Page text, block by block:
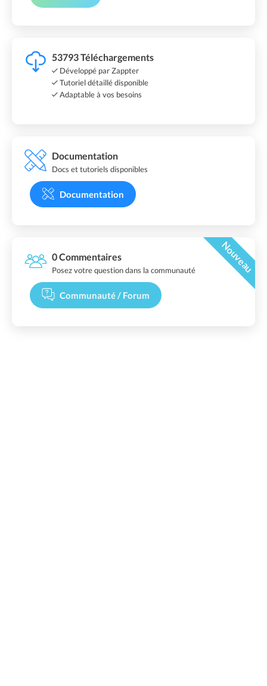
53793 Téléchargements
Développé par Zappter
Tutoriel détaillé disponible
Adaptable à vos besoins
Documentation
Docs et tutoriels disponibles
Documentation
0 Commentaires Nouveau
Posez votre question dans la communauté
Communauté / Forum